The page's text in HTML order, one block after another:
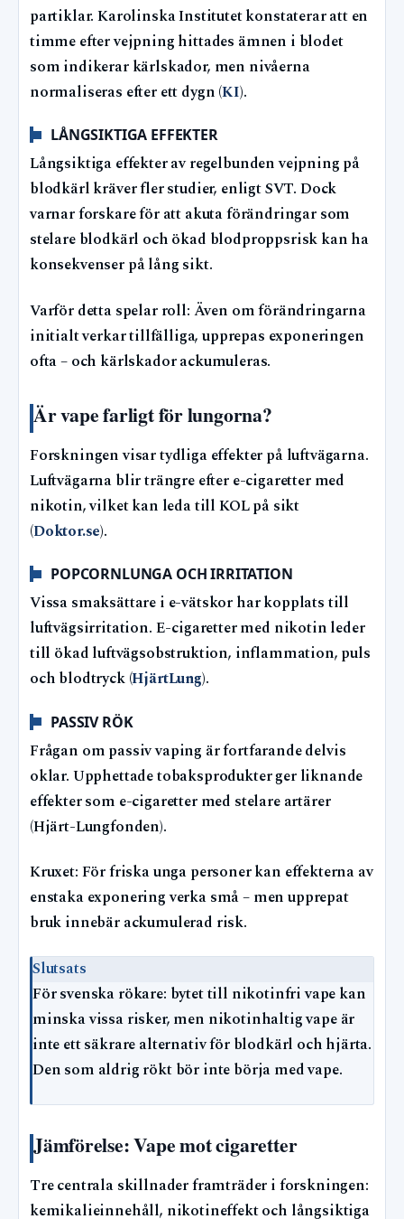
partiklar. Karolinska Institutet konstaterar att en
timme efter vejpning hittades ämnen i blodet
som indikerar kärlskador, men nivåerna
normaliseras efter ett dygn (KI).
LÅNGSIKTIGA EFFEKTER
Långsiktiga effekter av regelbunden vejpning på
blodkärl kräver fler studier, enligt SVT. Dock
varnar forskare för att akuta förändringar som
stelare blodkärl och ökad blodproppsrisk kan ha
konsekvenser på lång sikt.
Varför detta spelar roll: Även om förändringarna
initialt verkar tillfälliga, upprepas exponeringen
ofta – och kärlskador ackumuleras.
Är vape farligt för lungorna?
Forskningen visar tydliga effekter på luftvägarna.
Luftvägarna blir trängre efter e-cigaretter med
nikotin, vilket kan leda till KOL på sikt
(Doktor.se).
POPCORNLUNGA OCH IRRITATION
Vissa smaksättare i e-vätskor har kopplats till
luftvägsirritation. E-cigaretter med nikotin leder
till ökad luftvägsobstruktion, inflammation, puls
och blodtryck (HjärtLung).
PASSIV RÖK
Frågan om passiv vaping är fortfarande delvis
oklar. Upphettade tobaksprodukter ger liknande
effekter som e-cigaretter med stelare artärer
(Hjärt-Lungfonden).
Kruxet: För friska unga personer kan effekterna av
enstaka exponering verka små – men upprepat
bruk innebär ackumulerad risk.
Slutsats
För svenska rökare: bytet till nikotinfri vape kan
minska vissa risker, men nikotinhaltig vape är
inte ett säkrare alternativ för blodkärl och hjärta.
Den som aldrig rökt bör inte börja med vape.
Jämförelse: Vape mot cigaretter
Tre centrala skillnader framträder i forskningen:
kemikalieinnehåll, nikotineffekt och långsiktiga